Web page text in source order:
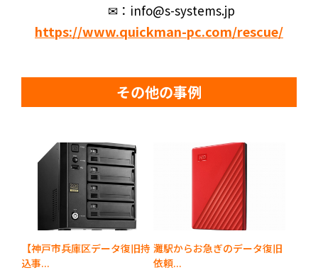
✉：info@s-systems.jp
https://www.quickman-pc.com/rescue/
その他の事例
【神戸市兵庫区データ復旧持
込事...
灘駅からお急ぎのデータ復旧
依頼...